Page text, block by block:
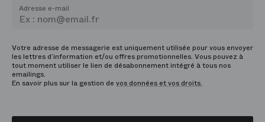
Adresse e-mail
Votre adresse de messagerie est uniquement utilisée pour vous envoyer
les lettres d’information et/ou offres promotionnelles. Vous pouvez à
tout moment utiliser le lien de désabonnement intégré à tous nos
emailings.
En savoir plus sur la gestion de vos données et vos droits.